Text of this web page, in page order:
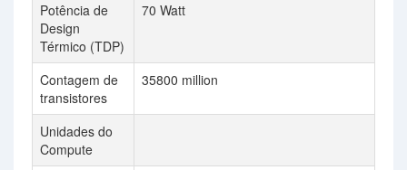
Potência de
Design
Térmico (TDP)
70 Watt
Contagem de
transistores
35800 million
Unidades do
Compute